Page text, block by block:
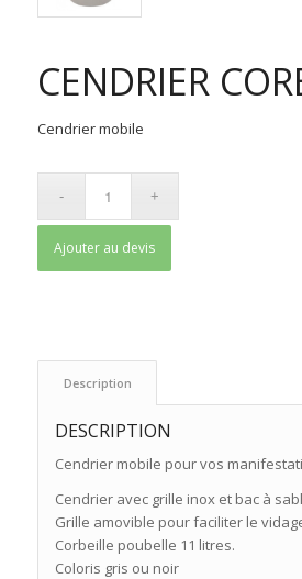
CENDRIER
Cendrier mobile
Ajouter au devis
Description
DESCRIPTION
Cendrier mobile pour vos
Cendrier avec grille inox et bac à
Grille amovible pour faciliter le
Corbeille poubelle 11 litres.
Coloris gris ou noir